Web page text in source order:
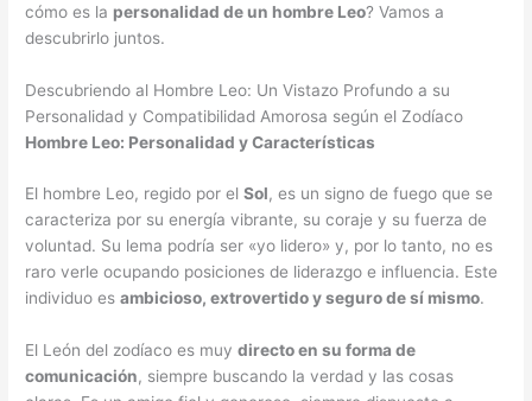
cómo es la personalidad de un hombre Leo? Vamos a
descubrirlo juntos.
Descubriendo al Hombre Leo: Un Vistazo Profundo a su
Personalidad y Compatibilidad Amorosa según el Zodíaco
Hombre Leo: Personalidad y Características
El hombre Leo, regido por elSol, es un signo de fuego que se
caracteriza por su energía vibrante, su coraje y su fuerza de
voluntad. Su lema podría ser «yo lidero» y, por lo tanto, no es
raro verle ocupando posiciones de liderazgo e influencia. Este
individuo esambicioso, extrovertido y seguro de sí mismo.
El León del zodíaco es muydirecto en su forma de
comunicación, siempre buscando la verdad y las cosas